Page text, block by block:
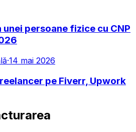
persoane fizice cu CNP
·14 mai 2026
pe Fiverr, Upwork